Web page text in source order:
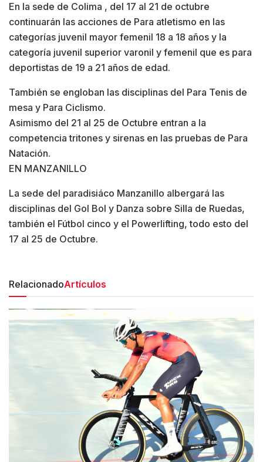
En la sede de Colima , del 17 al 21 de octubre
continuarán las acciones de Para atletismo en las
categorías juvenil mayor femenil 18 a 18 años y la
categoría juvenil superior varonil y femenil que es para
deportistas de 19 a 21 años de edad.
También se engloban las disciplinas del Para Tenis de
mesa y Para Ciclismo.
Asimismo del 21 al 25 de Octubre entran a la
competencia tritones y sirenas en las pruebas de Para
Natación.
EN MANZANILLO
La sede del paradisiáco Manzanillo albergará las
disciplinas del Gol Bol y Danza sobre Silla de Ruedas,
también el Fútbol cinco y el Powerlifting, todo esto del
17 al 25 de Octubre.
RelacionadoArtículos